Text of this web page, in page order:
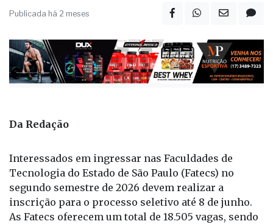
Publicada há 2 meses
Da Redação
Interessados em ingressar nas Faculdades de
Tecnologia do Estado de São Paulo (Fatecs) no
segundo semestre de 2026 devem realizar a
inscrição para o processo seletivo até 8 de junho.
As Fatecs oferecem um total de 18.505 vagas, sendo